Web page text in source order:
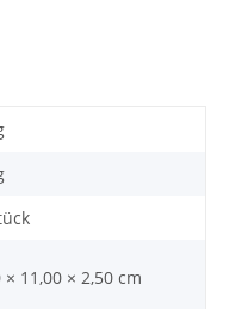
× 11,00 × 2,50 cm